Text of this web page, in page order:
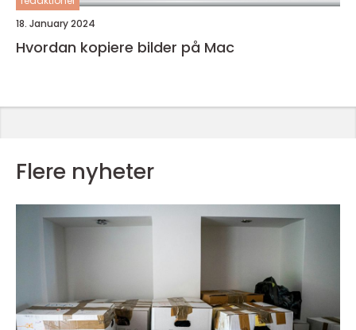
18. January 2024
Hvordan kopiere bilder på Mac
Flere nyheter